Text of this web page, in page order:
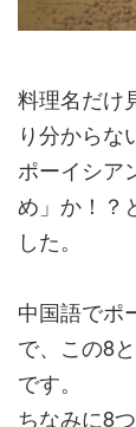
料理名だけ
り分からな
ポーイシア
め」か！？
した。
中国語でポ
で、この8
です。
ちなみに8